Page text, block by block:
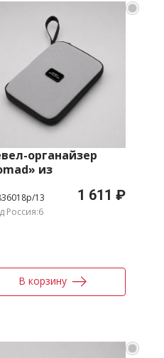
органайзер
из
13 1 611 ₽
Россия:6
В корзину